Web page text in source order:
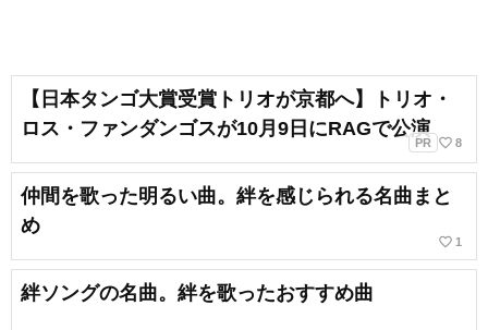
【日本タンゴ大賞受賞トリオが京都へ】トリオ・
ロス・ファンダンゴスが10月9日にRAGで公演
PR favorite_border 8
仲間を歌った明るい曲。絆を感じられる名曲まと
め
favorite_border 1
絆ソングの名曲。絆を歌ったおすすめ曲